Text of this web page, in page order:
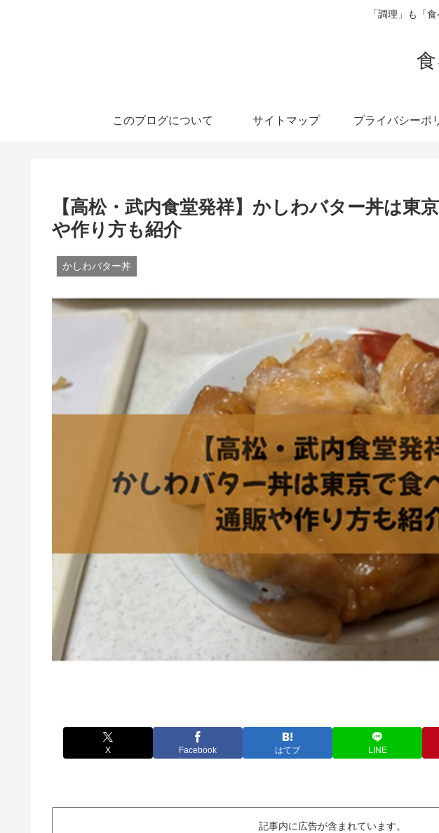
「調理」も「
このブログについて サイトマップ プライバシーポ
【高松・武内食堂発祥】かしわバター丼は東
や作り方も紹介
かしわバター丼
X Facebook はてブ LINE
記事内に広告が含まれています。